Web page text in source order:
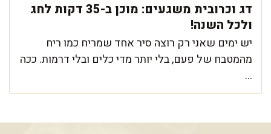
דג וכרובית משגעים: מוכן ב-35 דקות לחג
ולכל השנה!
יש ימים שאני רק רוצה סיר אחד שמריח כמו ריח
מהמטבח של פעם, בלי יותר מדי כלים ובלי דרמות. ככה
...